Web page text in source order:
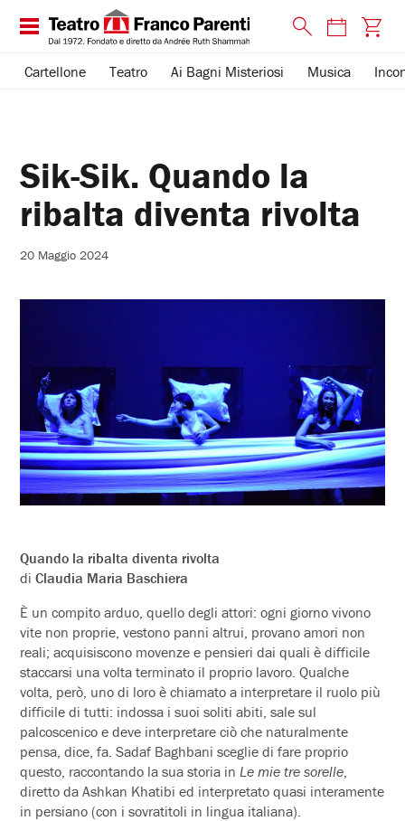
Cartellone Teatro Ai Bagni Misteriosi Musica
Sik-Sik. Quando la
ribalta diventa rivolta
20 Maggio 2024
Quando la ribalta diventa rivolta
diClaudia Maria Baschiera
È un compito arduo, quello degli attori: ogni giorno vivono
vite non proprie, vestono panni altrui, provano amori non
reali; acquisiscono movenze e pensieri dai quali è difficile
staccarsi una volta terminato il proprio lavoro. Qualche
volta, però, uno di loro è chiamato a interpretare il ruolo più
difficile di tutti: indossa i suoi soliti abiti, sale sul
palcoscenico e deve interpretare ciò che naturalmente
pensa, dice, fa. Sadaf Baghbani sceglie di fare proprio
questo, raccontando la sua storia in Le mie tre sorelle
diretto da Ashkan Khatibi ed interpretato quasi interamente
in persiano (con i sovratitoli in lingua italiana).